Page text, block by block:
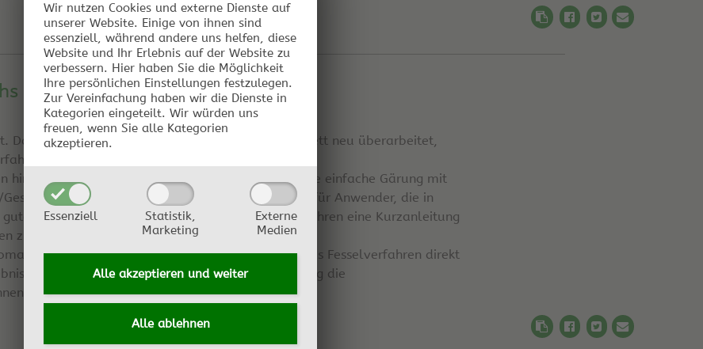
Wir nutzen Cookies und externe Dienste auf
unserer Website. Einige von ihnen sind
essenziell, während andere uns helfen, diese
Website und Ihr Erlebnis auf der Website zu
verbessern. Hier haben Sie die Möglichkeit
Ihre persönlichen Einstellungen festzulegen.
Zur Vereinfachung haben wir die Dienste in
Kategorien eingeteilt. Wir würden uns
freuen, wenn Sie alle Kategorien
akzeptieren.
Essenziell
Statistik,
Marketing
Externe
Medien
Alle akzeptieren und weiter
Alle ablehnen
der Docs hier???
Das Kapitel "Essig selbst herstellen" wurde komplett neu überarbeitet,
hinzugekommen, die traditionelle Methode und die einfache Gärung mit
und Aussehen auch guter Essig gelingt, für Anwender, die in
Resultate erreichen möchten. Beim Fesselverfahren eine Kurzanleitung
zu können.
zusätzlich knapp 40 Rezepturen für das Fesselverfahren direkt
Kurzanleitungen die zeigen sollen, wie vielfältig die